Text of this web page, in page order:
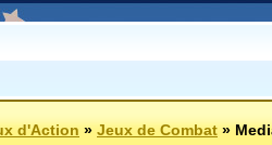
d'Action»Jeux de Combat»